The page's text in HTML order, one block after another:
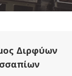
Διρφύων